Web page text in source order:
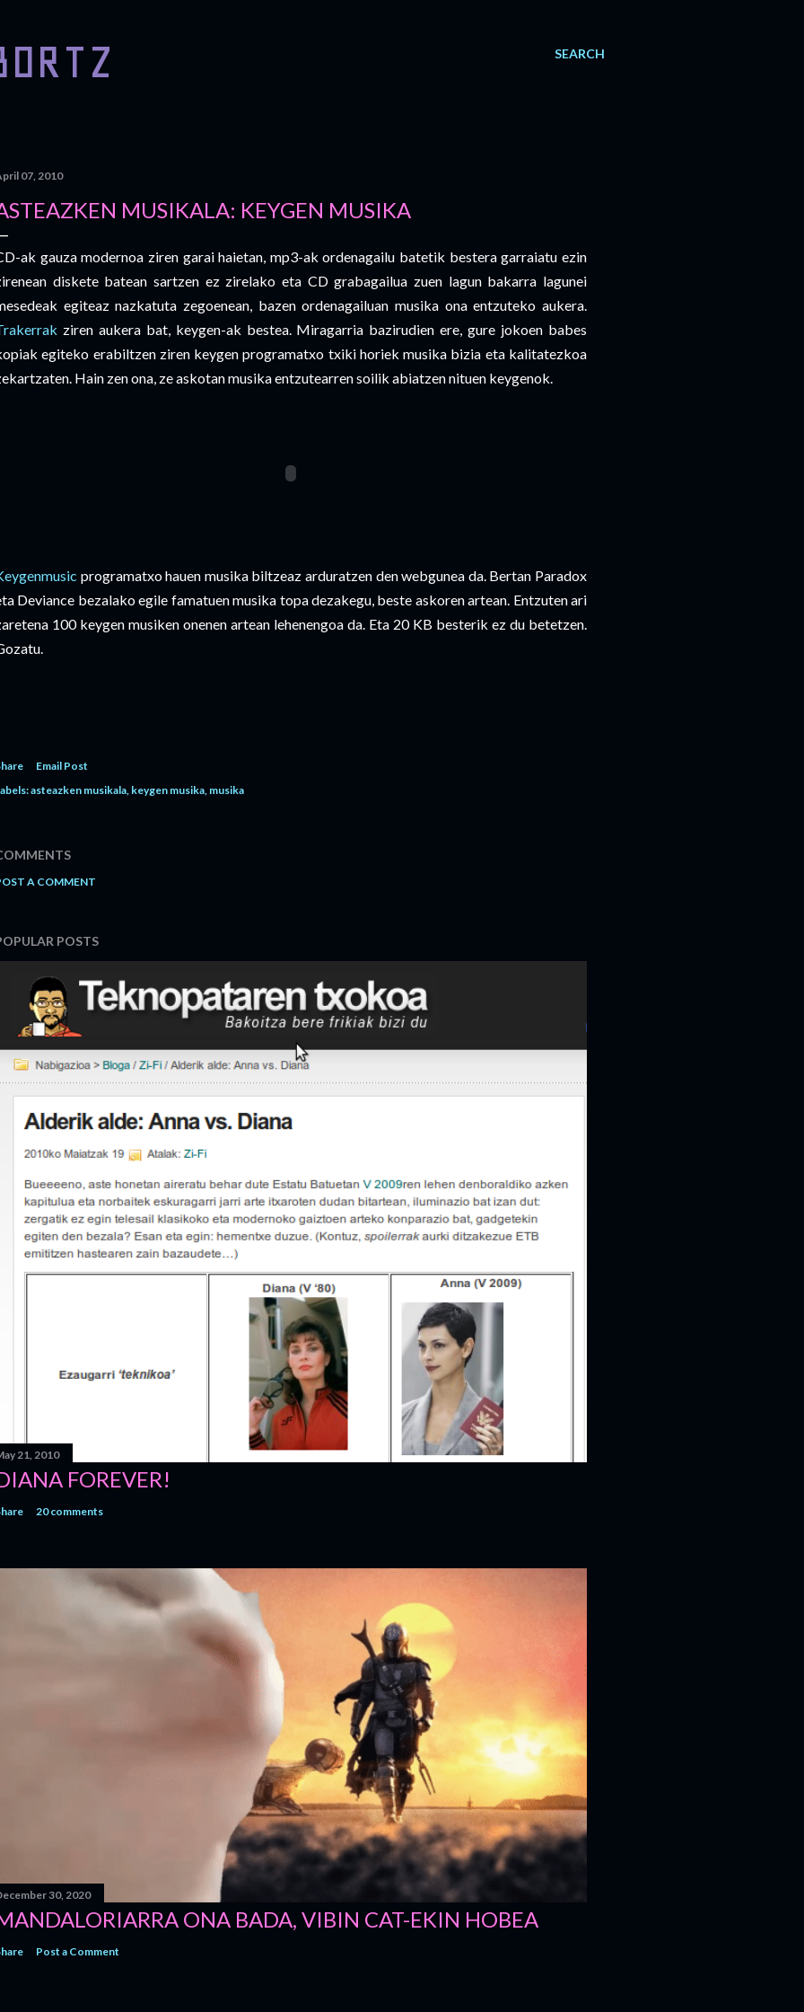
SEARCH
07, 2010
MUSIKALA: KEYGEN MUSIKA
ak gauza modernoa ziren garai haietan, mp3-ak ordenagailu batetik bestera garraiatu ezin
diskete batean sartzen ez zirelako eta CD grabagailua zuen lagun bakarra lagunei
egiteaz nazkatuta zegoenean, bazen ordenagailuan musika ona entzuteko aukera.
ziren aukera bat, keygen-ak bestea. Miragarria bazirudien ere, gure jokoen babes
egiteko erabiltzen ziren keygen programatxo txiki horiek musika bizia eta kalitatezkoa
Hain zen ona, ze askotan musika entzutearren soilik abiatzen nituen keygenok.
programatxo hauen musika biltzeaz arduratzen den webgunea da. Bertan Paradox
Deviance bezalako egile famatuen musika topa dezakegu, beste askoren artean. Entzuten ari
100 keygen musiken onenen artean lehenengoa da. Eta 20 KB besterik ez du betetzen.
Email Post
asteazken musikala keygen musika musika
A COMMENT
POSTS
21, 2010
FOREVER!
20 comments
30, 2020
ONA BADA, VIBIN CAT-EKIN HOBEA
Post a Comment